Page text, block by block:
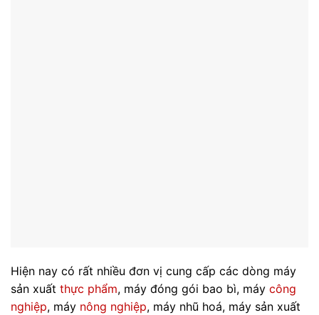
Hiện nay có rất nhiều đơn vị cung cấp các dòng máy
sản xuất thực phẩm, máy đóng gói bao bì, máy công
nghiệp, máy nông nghiệp, máy nhũ hoá, máy sản xuất